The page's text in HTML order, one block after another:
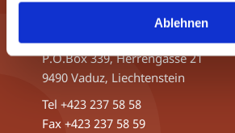
Ablehnen
INDUSTRIE- UND FINANZKONTOR
P.O.Box 339, Herrengasse 21
9490 Vaduz, Liechtenstein
Tel+423 237 58 58
Fax +423 237 58 59